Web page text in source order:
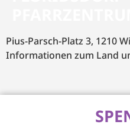
Pius-Parsch-Platz 3, 1210
Informationen zum Land